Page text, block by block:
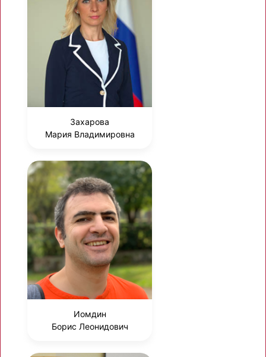
Захарова
Мария Владимировна
Иомдин
Борис Леонидович